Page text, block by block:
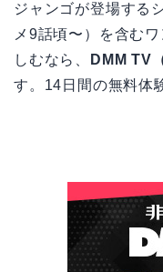
ジャンゴが登場する
メ9話頃〜）を含む
しむなら、
DMM TV
す。14日間の無料体